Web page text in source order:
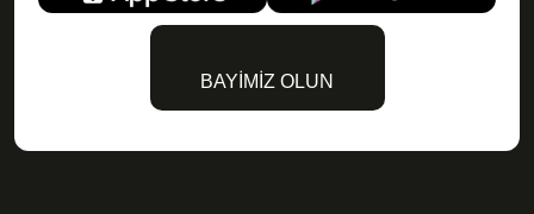
BAYİMİZ OLUN